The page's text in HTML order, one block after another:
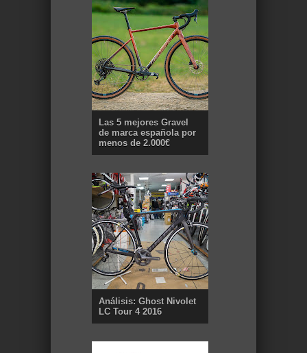
Las 5 mejores Gravel
de marca española por
menos de 2.000€
Análisis: Ghost Nivolet
LC Tour 4 2016